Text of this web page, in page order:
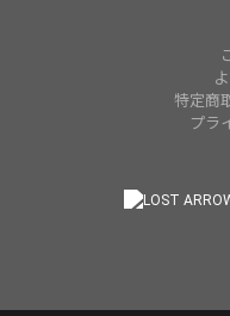
特定商
プラ